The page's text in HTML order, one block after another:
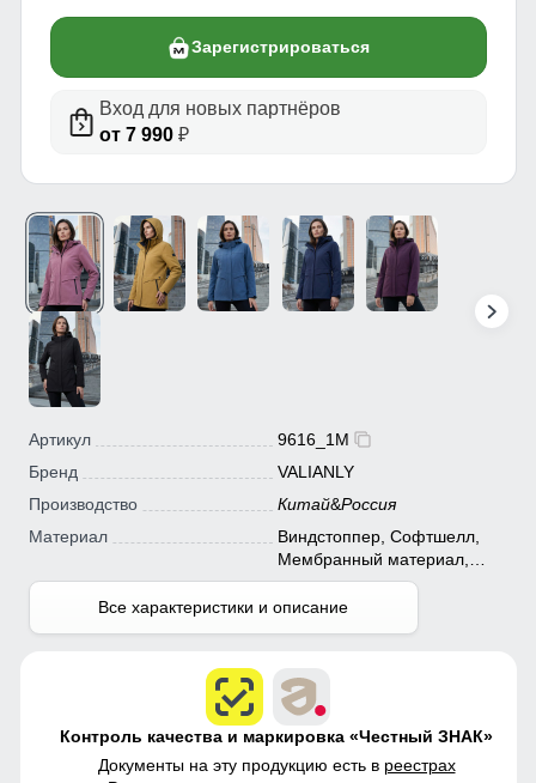
Зарегистрироваться
Вход для новых партнёров
от 7 990₽
Артикул
9616_1M
Бренд
VALIANLY
Производство
Китай&Россия
Материал
Виндстоппер, Софтшелл,
Мембранный материал,
Полиэстер
Все характеристики и описание
Контроль качества и маркировка «Честный ЗНАК»
Документы на эту продукцию есть в реестрах